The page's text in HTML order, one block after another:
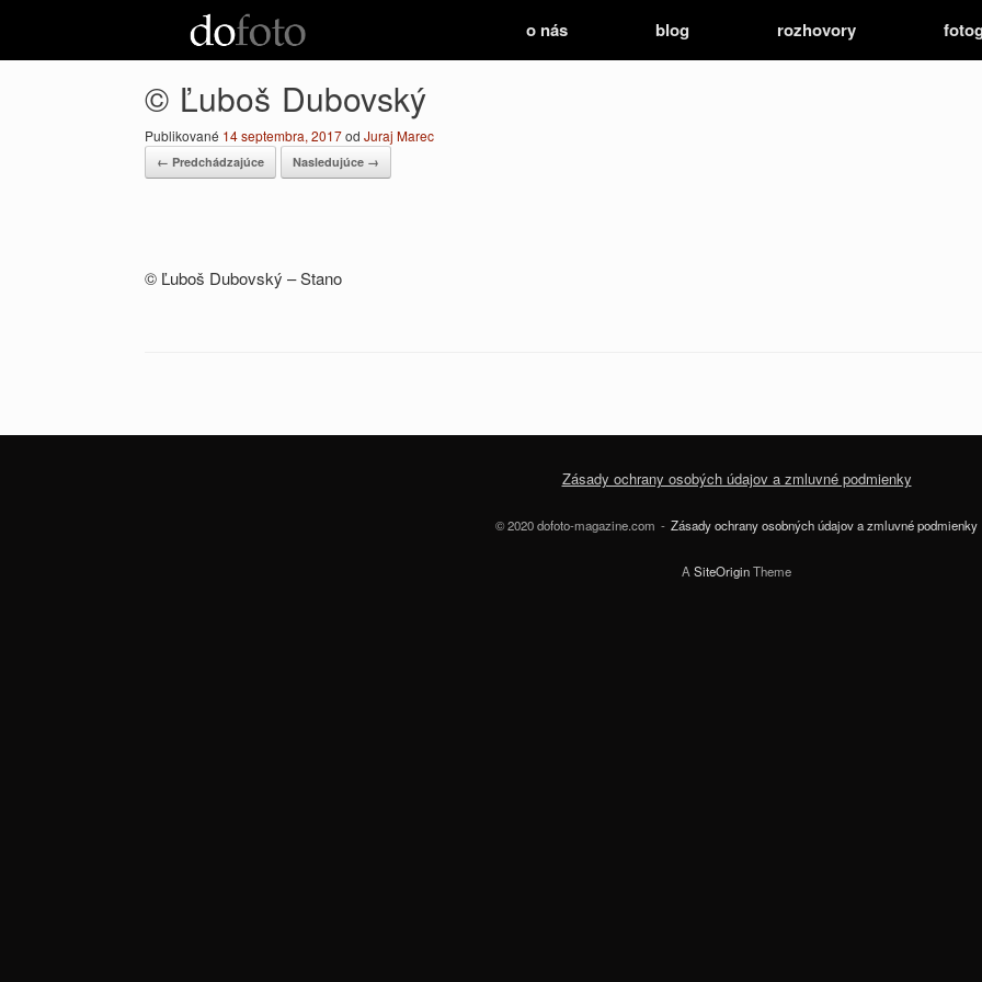
o nás blog rozhovory
© Ľuboš Dubovský
Publikované 14 septembra, 2017od Juraj Marec
← Predchádzajúce Nasledujúce →
© Ľuboš Dubovský – Stano
Zásady ochrany osobých údajov a zmluvné podmienky
© 2020 dofoto-magazine.com Zásady ochrany osobných údajov a zmluvné podmienky
A SiteOriginTheme